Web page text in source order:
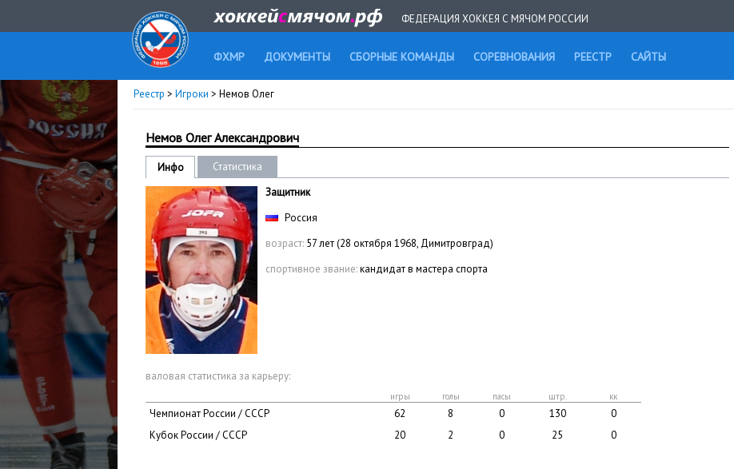
ФЕДЕРАЦИЯ ХОККЕЯ С МЯЧОМ РОССИИ
ФХМР ДОКУМЕНТЫ СБОРНЫЕ КОМАНДЫ СОРЕВНОВАНИЯ РЕЕСТР САЙТЫ
Реестр > Игроки > Немов Олег
Немов Олег Александрович
Инфо
Статистика
Защитник
Россия
возраст: 57 лет (28 октября 1968, Димитровград)
спортивное звание:кандидат в мастера спорта
валовая статистика за карьеру:
игры голы пасы штр. кк
Чемпионат России / СССР 62 8 0 130
0
Кубок России / СССР
20 2 0 25 0